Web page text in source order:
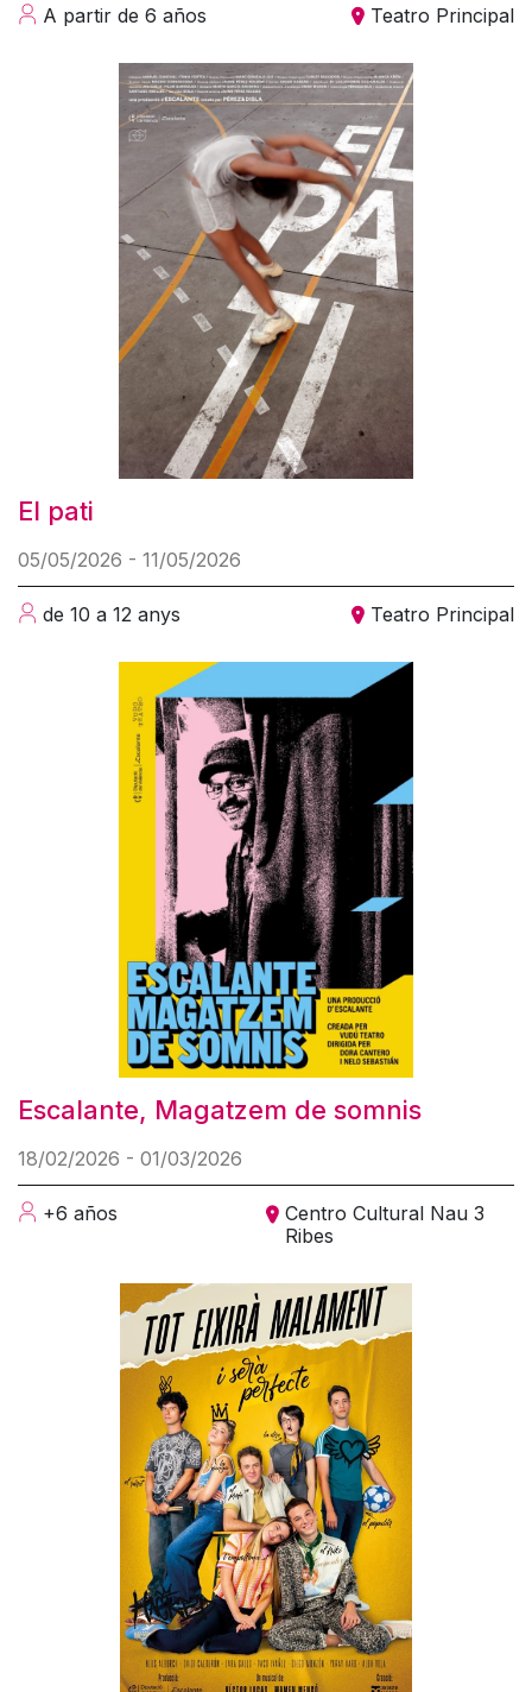
A partir de 6 años Teatro Principal
El pati
05/05/2026 - 11/05/2026
de 10 a 12 anys Teatro Principal
Escalante, Magatzem de somnis
18/02/2026 - 01/03/2026
+6 años
Centro Cultural Nau 3
Ribes